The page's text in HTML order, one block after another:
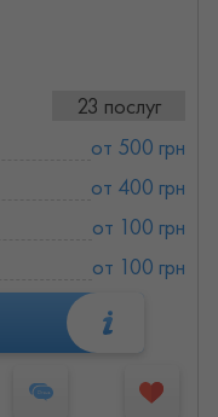
23 послуг
от 500 грн
от 400 грн
от 100 грн
от 100 грн